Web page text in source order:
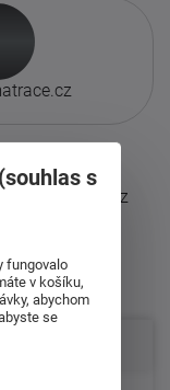
s jádrem z
poskytuje
s
fungovalo
v košíku,
abychom
se